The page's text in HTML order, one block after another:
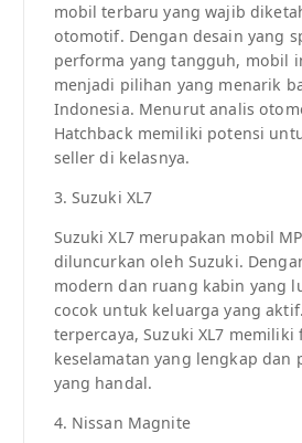
mobil terbaru yang wajib
otomotif. Dengan desain yang
performa yang tangguh, mobil
menjadi pilihan yang menarik
Indonesia. Menurut analis
Hatchback memiliki potensi
seller di kelasnya.
3. Suzuki XL7
Suzuki XL7 merupakan mobil
diluncurkan oleh Suzuki.
modern dan ruang kabin yang
cocok untuk keluarga yang
terpercaya, Suzuki XL7
keselamatan yang lengkap dan
yang handal.
4. Nissan Magnite